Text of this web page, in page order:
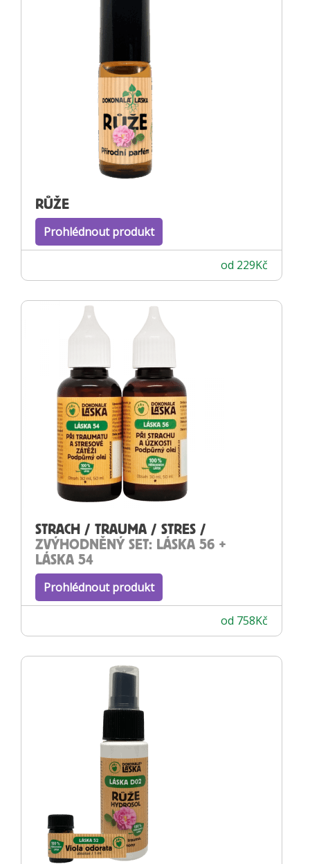
RŮŽE
Prohlédnout produkt
od 229Kč
STRACH / TRAUMA / STRES /
ZVÝHODNĚNÝ SET: LÁSKA 56 +
LÁSKA 54
Prohlédnout produkt
od 758Kč